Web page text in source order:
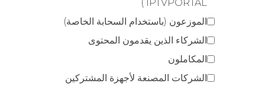
IPTVPORTAL )
الموزعون (باستخدام السحابة الخاصة)
الشركاء الذين يقدمون المحتوى
المكاملون
الشركات المصنعة لأجهزة المشتركين